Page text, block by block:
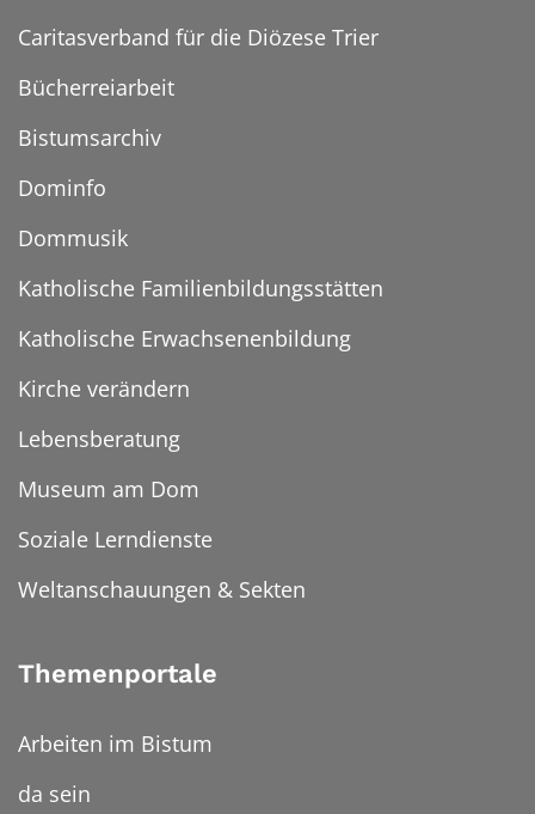
Caritasverband für die Diözese Trier
Bücherreiarbeit
Bistumsarchiv
Dominfo
Dommusik
Katholische Familienbildungsstätten
Katholische Erwachsenenbildung
Kirche verändern
Lebensberatung
Museum am Dom
Soziale Lerndienste
Weltanschauungen & Sekten
Themenportale
Arbeiten im Bistum
da sein